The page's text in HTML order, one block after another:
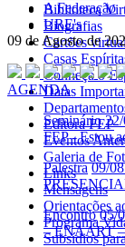
Biblioteca
Biografias
Cartões
Casas
Conheça o
Datas
Editora FEP
Eventos
Galeria de
Links
Mensagens
Orientações
Programa
Subsídios
A Federação
URE's
09 de Agosto de
AGENDA
Seminário
FEP - Estou
Palestra 09/
Encontro 05/
– ENAART –